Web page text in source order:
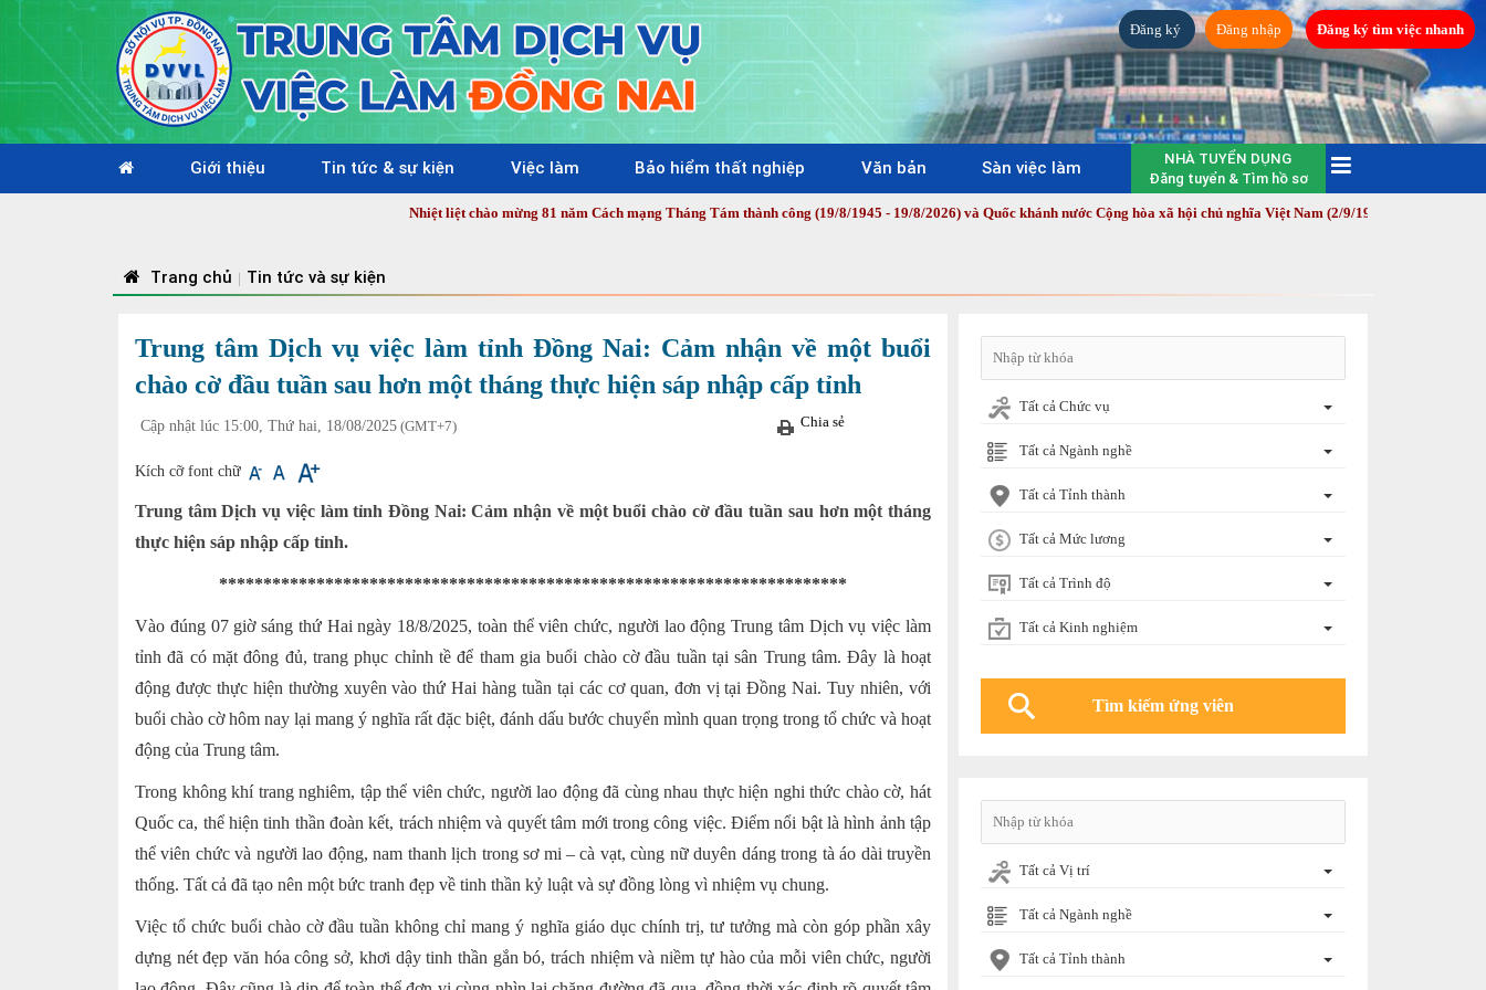
Đăng ký Đăng nhập Đăng ký tìm việc nhanh
Giới thiệu Tin tức & sự kiện Việc làm Bảo hiểm thất nghiệp Văn bản Sàn việc làm
NHÀ TUYỂN DỤNG
Đăng tuyển & Tìm hồ sơ
Nhiệt liệt chào mừng 81 năm Cách mạng Tháng Tám thành công (19/8/1945 - 19/8/2026) và Quốc khánh nước Cộng hòa xã hội chủ nghĩa Việt Nam (2/9/1945 - 2/9/2026)! | SĐT:
Trang chủ | Tin tức và sự kiện
Trung tâm Dịch vụ việc làm tỉnh Đồng Nai: Cảm nhận về một buổi
chào cờ đầu tuần sau hơn một tháng thực hiện sáp nhập cấp tỉnh
Cập nhật lúc 15:00, Thứ hai, 18/08/2025 (GMT+7) Chia sẻ
Kích cỡ font chữ
Trung tâm Dịch vụ việc làm tỉnh Đồng Nai: Cảm nhận về một buổi chào cờ đầu tuần sau hơn một tháng
thực hiện sáp nhập cấp tỉnh.
***********************************************************************
Vào đúng 07 giờ sáng thứ Hai ngày 18/8/2025, toàn thể viên chức, người lao động Trung tâm Dịch vụ việc làm
tỉnh đã có mặt đông đủ, trang phục chỉnh tề để tham gia buổi chào cờ đầu tuần tại sân Trung tâm. Đây là hoạt
động được thực hiện thường xuyên vào thứ Hai hàng tuần tại các cơ quan, đơn vị tại Đồng Nai. Tuy nhiên, với
buổi chào cờ hôm nay lại mang ý nghĩa rất đặc biệt, đánh dấu bước chuyển mình quan trọng trong tổ chức và hoạt
động của Trung tâm.
Trong không khí trang nghiêm, tập thể viên chức, người lao động đã cùng nhau thực hiện nghi thức chào cờ, hát
Quốc ca, thể hiện tinh thần đoàn kết, trách nhiệm và quyết tâm mới trong công việc. Điểm nổi bật là hình ảnh tập
thể viên chức và người lao động, nam thanh lịch trong sơ mi – cà vạt, cùng nữ duyên dáng trong tà áo dài truyền
thống. Tất cả đã tạo nên một bức tranh đẹp về tinh thần kỷ luật và sự đồng lòng vì nhiệm vụ chung.
Việc tổ chức buổi chào cờ đầu tuần không chỉ mang ý nghĩa giáo dục chính trị, tư tưởng mà còn góp phần xây
dựng nét đẹp văn hóa công sở, khơi dậy tinh thần gắn bó, trách nhiệm và niềm tự hào của mỗi viên chức, người
Tất cả Chức vụ
Tất cả Ngành nghề
Tất cả Tỉnh thành
Tất cả Mức lương
Tất cả Trình độ
Tất cả Kinh nghiệm
Tất cả Vị trí
Tất cả Ngành nghề
Tất cả Tỉnh thành